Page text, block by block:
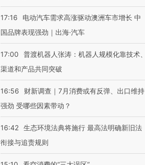
17:16
电动汽车需求高涨驱动澳洲车市增长 中
国品牌表现强劲｜出海·汽车
17:00
普渡机器人张涛：机器人规模化靠技术、
渠道和产品共同突破
16:56
财新调查｜7月消费或有反弹、出口维持
强劲 受哪些因素带动？
16:42 生态环境法典将施行 最高法明确新旧法
衔接与追责规则